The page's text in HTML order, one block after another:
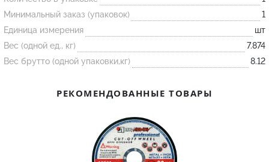
Лодочка
Ковш разливочный
Желоб
Минимальный заказ (упаковок)
1
Единица измерения
шт
Вес (одной ед., кг)
7.874
Вес брутто (одной упаковки,кг)
8.12
РЕКОМЕНДОВАННЫЕ ТОВАРЫ